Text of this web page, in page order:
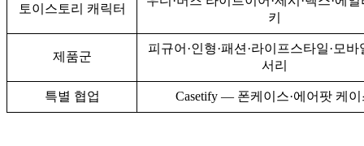
토이스토리 캐릭터
키
제품군
피규어·인형·패션·라이프스타일·모바
서리
특별 협업 Casetify — 폰케이스·에어팟 케이